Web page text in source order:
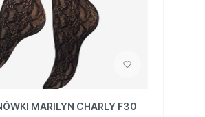
MARILYN CHARLY F30